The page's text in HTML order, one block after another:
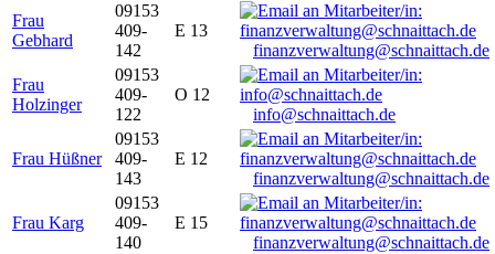
Frau
Gebhard
09153
409-
142
E 13
finanzverwaltung@schnaittach.de
Frau
Holzinger
09153
409-
122
O 12
info@schnaittach.de
Frau Hüßner
09153
409-
143
E 12
finanzverwaltung@schnaittach.de
Frau Karg
09153
409-
140
E 15
finanzverwaltung@schnaittach.de